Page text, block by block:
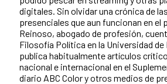
digitales. Sin olvidar una crónica de
presenciales que aun funcionan en el
Reinoso, abogado de profesión,
Filosofía Política en la Universidad de
publica habitualmente artículos
nacional e internacional en el
diario ABC Color y otros medios de